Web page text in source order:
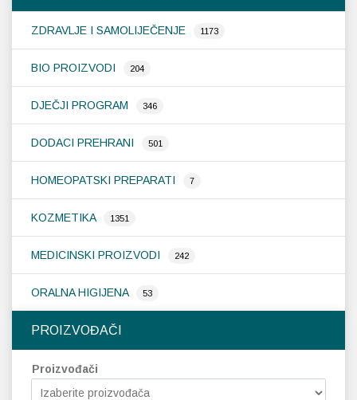
ZDRAVLJE I SAMOLIJEČENJE 1173
BIO PROIZVODI 204
DJEČJI PROGRAM 346
DODACI PREHRANI 501
HOMEOPATSKI PREPARATI 7
KOZMETIKA 1351
MEDICINSKI PROIZVODI 242
ORALNA HIGIJENA 53
PROIZVOĐAČI
Proizvođači